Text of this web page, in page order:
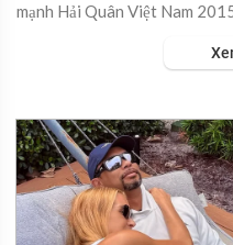
mạnh Hải Quân Việt Nam